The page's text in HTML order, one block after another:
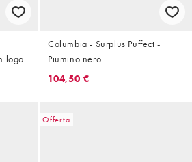
logo
Columbia - Surplus Puffect -
Piumino nero
104,50 €
Offerta